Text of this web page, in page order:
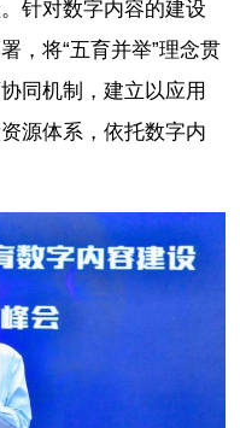
针对数字内容的建设
，将“五育并举”理念贯
同机制，建立以应用
源体系，依托数字内